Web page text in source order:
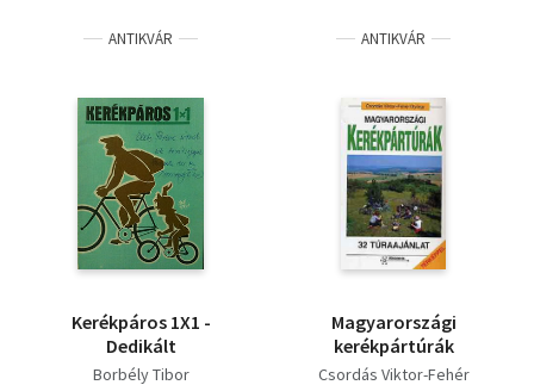
ANTIKVÁR
Kerékpáros 1X1 -
Dedikált
Borbély Tibor
ANTIKVÁR
Magyarországi
kerékpártúrák
Csordás Viktor-Fehér